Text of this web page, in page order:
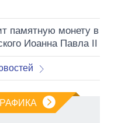
памятную монету в
Иоанна Павла II